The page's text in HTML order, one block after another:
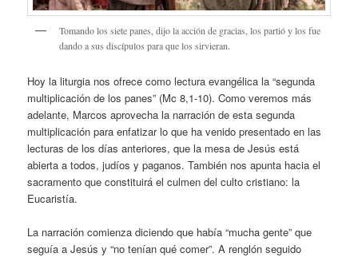
Tomando los siete panes, dijo la acción de gracias, los partió y los fue
dando a sus discípulos para que los sirvieran.
Hoy la liturgia nos ofrece como lectura evangélica la “segunda
multiplicación de los panes” (Mc 8,1-10). Como veremos más
adelante, Marcos aprovecha la narración de esta segunda
multiplicación para enfatizar lo que ha venido presentado en las
lecturas de los días anteriores, que la mesa de Jesús está
abierta a todos, judíos y paganos. También nos apunta hacia el
sacramento que constituirá el culmen del culto cristiano: la
Eucaristía.
La narración comienza diciendo que había “mucha gente” que
seguía a Jesús y “no tenían qué comer”. A renglón seguido